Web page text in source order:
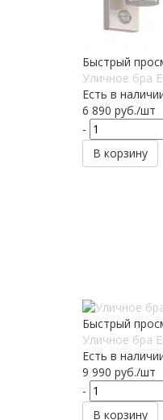
Быстрый
Уличное бра
Есть в
6 890 руб./шт
-
В корзину
Быстрый
Уличное бра
Есть в
9 990 руб./шт
-
В корзину